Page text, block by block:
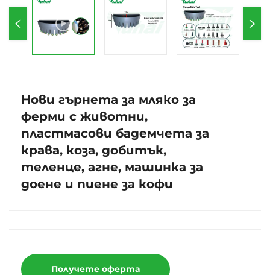
Нови гърнета за мляко за
ферми с животни,
пластмасови бадемчета за
крава, коза, добитък,
теленце, агне, машинка за
доене и пиене за кофи
Получете оферта